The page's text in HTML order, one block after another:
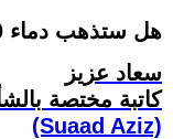
هل ستذهب دماء 30 ألف متظاهر إيراني هدرا؟
سعاد عزيز
کاتبة مختصة
(Suaad Aziz)